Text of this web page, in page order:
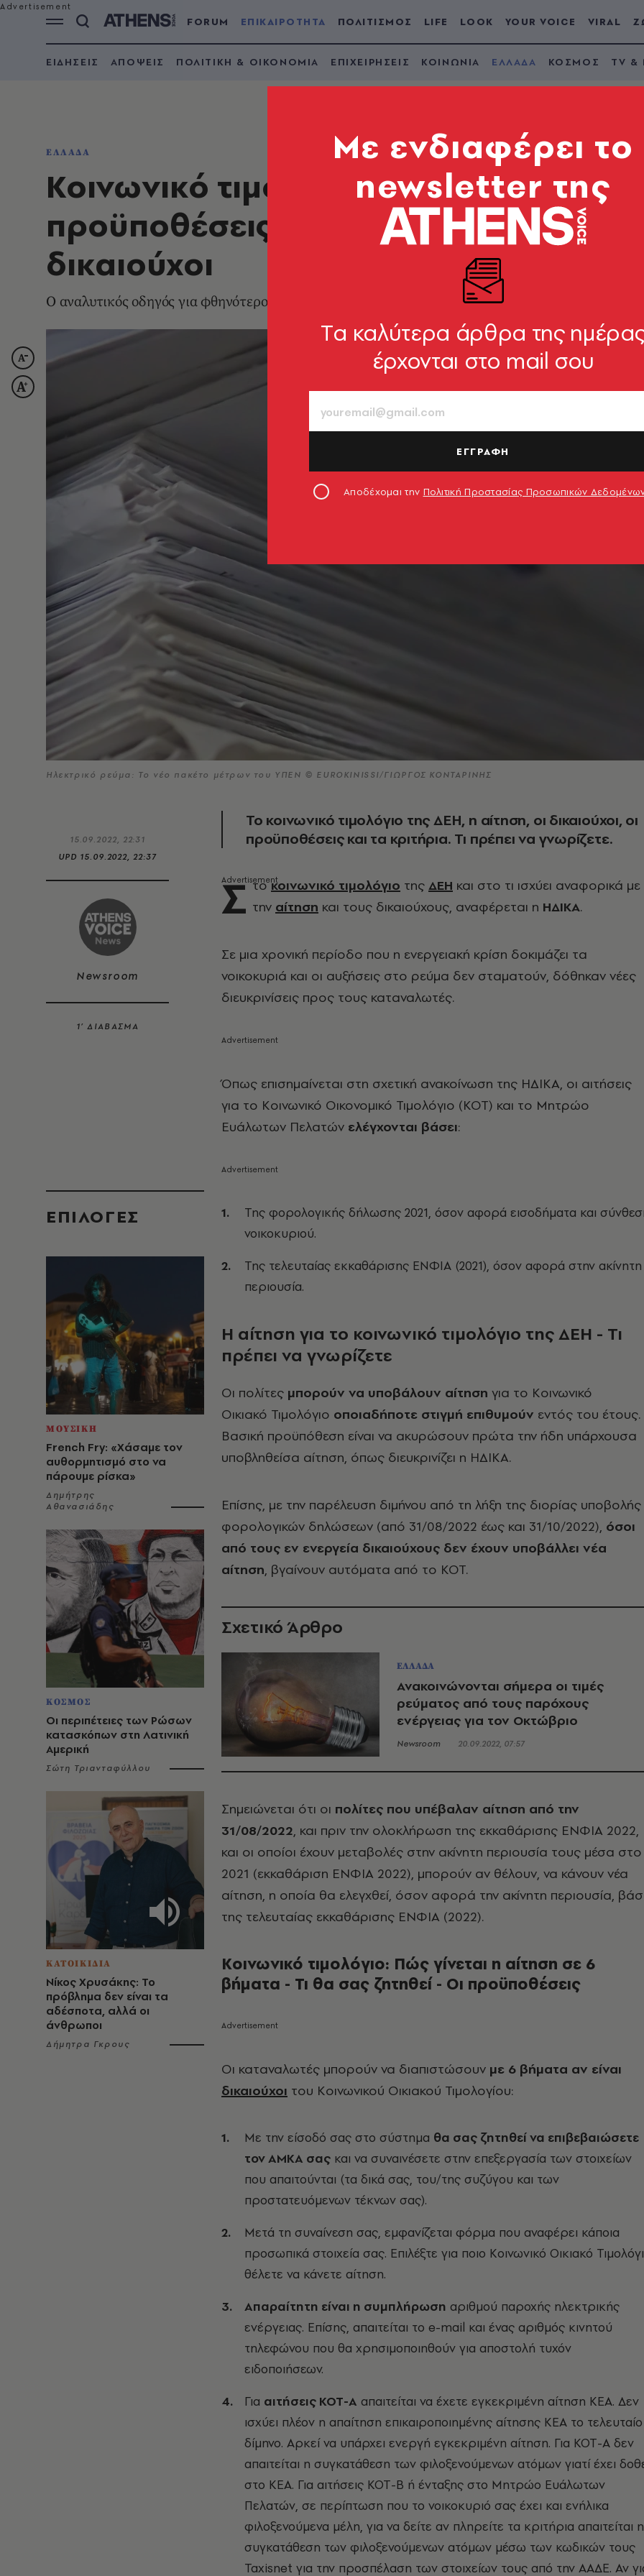
FORUM ΕΠΙΚΑΙΡΟΤΗΤΑ ΠΟΛΙΤΙΣΜΟΣ LIFE LOOK YOUR VOICE VIRAL
ΕΙΔΗΣΕΙΣ ΑΠΟΨΕΙΣ ΠΟΛΙΤΙΚΗ & ΟΙΚΟΝΟΜΙΑ ΕΠΙΧΕΙΡΗΣΕΙΣ ΚΟΙΝΩΝΙΑ ΕΛΛΑΔΑ ΚΟΣΜΟΣ TV &
ΕΛΛΑΔΑ
Κοινωνικό τιμολόγιο ΔΕΗ 2022: Η
προϋποθέσεις, η προθεσμία και οι
δικαιούχοι
Ο αναλυτικός οδηγός για φθηνότερο ρεύμα - Βήμα βήμα η διαδικασία
Ηλεκτρικό ρεύμα: To νέο πακέτο μέτρων του ΥΠΕΝ © EUROKINISSI/ΓΙΩΡΓΟΣ ΚΟΝΤΑΡΙΝΗΣ
15.09.2022, 22:31
UPD 15.09.2022, 22:37
Newsroom
1’ ΔΙΑΒΑΣΜΑ
EΠΙΛΟΓΈΣ
ΜΟΥΣΙΚΗ
French Fry: «Χάσαμε τον
αυθορμητισμό στο να
πάρουμε ρίσκα»
Δημήτρης
Αθανασιάδης
ΚΟΣΜΟΣ
Οι περιπέτειες των Ρώσων
κατασκόπων στη Λατινική
Αμερική
Σώτη Τριανταφύλλου
ΚΑΤΟΙΚΙΔΙΑ
Νίκος Χρυσάκης: Το
πρόβλημα δεν είναι τα
αδέσποτα, αλλά οι
άνθρωποι
Δήμητρα Γκρους
Το κοινωνικό τιμολόγιο της ΔΕΗ, η αίτηση, οι δικαιούχοι, οι
προϋποθέσεις και τα κριτήρια. Τι πρέπει να γνωρίζετε.
Σ τοκοινωνικό τιμολόγιο της ΔΕΗ και στο τι ισχύει αναφορικά με
την αίτηση και τους δικαιούχους, αναφέρεται η ΗΔΙΚΑ.
Σε μια χρονική περίοδο που η ενεργειακή κρίση δοκιμάζει τα
νοικοκυριά και οι αυξήσεις στο ρεύμα δεν σταματούν, δόθηκαν νέες
διευκρινίσεις προς τους καταναλωτές.
Όπως επισημαίνεται στη σχετική ανακοίνωση της ΗΔΙΚΑ, οι αιτήσεις
για το Κοινωνικό Οικονομικό Τιμολόγιο (ΚΟΤ) και το Μητρώο
Ευάλωτων Πελατών ελέγχονται βάσει:
Της φορολογικής δήλωσης 2021, όσον αφορά εισοδήματα και
νοικοκυριού.
Της τελευταίας εκκαθάρισης ΕΝΦΙΑ (2021), όσον αφορά στην ακίνητη
περιουσία.
Η αίτηση για το κοινωνικό τιμολόγιο της ΔΕΗ - Τι
πρέπει να γνωρίζετε
Οι πολίτες μπορούν να υποβάλουν αίτηση για το Κοινωνικό
Οικιακό Τιμολόγιο οποιαδήποτε στιγμή επιθυμούν εντός του έτους.
Βασική προϋπόθεση είναι να ακυρώσουν πρώτα την ήδη υπάρχουσα
υποβληθείσα αίτηση, όπως διευκρινίζει η ΗΔΙΚΑ.
Επίσης, με την παρέλευση διμήνου από τη λήξη της διορίας υποβολής
φορολογικών δηλώσεων (από 31/08/2022 έως και 31/10/2022), όσοι
από τους εν ενεργεία δικαιούχους δεν έχουν υποβάλλει νέα
αίτηση, βγαίνουν αυτόματα από το ΚΟΤ.
Σχετικό Άρθρο
ΕΛΛΑΔΑ
Ανακοινώνονται σήμερα οι τιμές
ρεύματος από τους παρόχους
ενέργειας για τον Οκτώβριο
Newsroom 20.09.2022, 07:57
Σημειώνεται ότι οι πολίτες που υπέβαλαν αίτηση από την
31/08/2022, και πριν την ολοκλήρωση της εκκαθάρισης ΕΝΦΙΑ 2022,
και οι οποίοι έχουν μεταβολές στην ακίνητη περιουσία τους μέσα στο
2021 (εκκαθάριση ΕΝΦΙΑ 2022), μπορούν αν θέλουν, να κάνουν νέα
αίτηση, η οποία θα ελεγχθεί, όσον αφορά την ακίνητη περιουσία,
της τελευταίας εκκαθάρισης ΕΝΦΙΑ (2022).
Κοινωνικό τιμολόγιο: Πώς γίνεται η αίτηση σε 6
βήματα - Τι θα σας ζητηθεί - Οι προϋποθέσεις
Οι καταναλωτές μπορούν να διαπιστώσουν με 6 βήματα αν είναι
δικαιούχοι του Κοινωνικού Οικιακού Τιμολογίου:
Με την είσοδό σας στο σύστημα θα σας ζητηθεί να επιβεβαιώσετε
τον ΑΜΚΑ σας και να συναινέσετε στην επεξεργασία των στοιχείων
που απαιτούνται (τα δικά σας, του/της συζύγου και των
προστατευόμενων τέκνων σας).
Μετά τη συναίνεση σας, εμφανίζεται φόρμα που αναφέρει κάποια
προσωπικά στοιχεία σας. Επιλέξτε για ποιο Κοινωνικό Οικιακό
θέλετε να κάνετε αίτηση.
Απαραίτητη είναι η συμπλήρωση αριθμού παροχής ηλεκτρικής
ενέργειας. Επίσης, απαιτείται το e-mail και ένας αριθμός κινητού
τηλεφώνου που θα χρησιμοποιηθούν για αποστολή τυχόν
ειδοποιήσεων.
Για αιτήσεις ΚΟΤ-Α απαιτείται να έχετε εγκεκριμένη αίτηση ΚΕΑ. Δεν
ισχύει πλέον η απαίτηση επικαιροποιημένης αίτησης ΚΕΑ το τελευταίο
δίμηνο. Αρκεί να υπάρχει ενεργή εγκεκριμένη αίτηση. Για ΚΟΤ-Α δεν
απαιτείται η συγκατάθεση των φιλοξενούμενων ατόμων γιατί έχει
στο ΚΕΑ. Για αιτήσεις ΚΟΤ-Β ή ένταξης στο Μητρώο Ευάλωτων
Πελατών, σε περίπτωση που το νοικοκυριό σας έχει και ενήλικα
φιλοξενούμενα μέλη, για να δείτε αν πληρείτε τα κριτήρια απαιτείται η
συγκατάθεση των φιλοξενούμενων ατόμων μέσω των κωδικών τους
Taxisnet για την προσπέλαση των στοιχείων τους από την ΑΑΔΕ. Αν
Mε ενδιαφέρει το
newsletter της
Tα καλύτερα άρθρα της
έρχονται στο mail σου
ΕΓΓΡΑΦΗ
Αποδέχομαι την Πολιτική Προστασίας Προσωπικών